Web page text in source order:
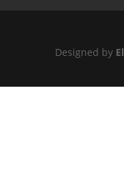
Designed by